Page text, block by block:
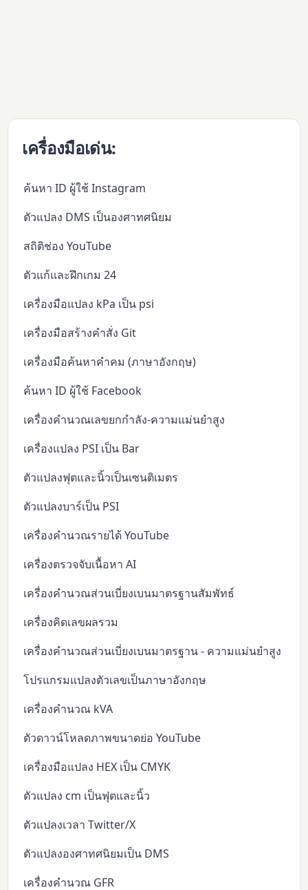
เครื่องมือเด่น:
ค้นหา ID ผู้ใช้ Instagram
ตัวแปลง DMS เป็นองศาทศนิยม
สถิติช่อง YouTube
ตัวแก้และฝึกเกม 24
เครื่องมือแปลง kPa เป็น psi
เครื่องมือสร้างคำสั่ง Git
เครื่องมือค้นหาคำคม (ภาษาอังกฤษ)
ค้นหา ID ผู้ใช้ Facebook
เครื่องคำนวณเลขยกกำลัง-ความแม่นยำสูง
เครื่องแปลง PSI เป็น Bar
ตัวแปลงฟุตและนิ้วเป็นเซนติเมตร
ตัวแปลงบาร์เป็น PSI
เครื่องคำนวณรายได้ YouTube
เครื่องตรวจจับเนื้อหา AI
เครื่องคำนวณส่วนเบี่ยงเบนมาตรฐานสัมพัทธ์
เครื่องคิดเลขผลรวม
เครื่องคำนวณส่วนเบี่ยงเบนมาตรฐาน - ความแม่นยำสูง
โปรแกรมแปลงตัวเลขเป็นภาษาอังกฤษ
เครื่องคำนวณ kVA
ตัวดาวน์โหลดภาพขนาดย่อ YouTube
เครื่องมือแปลง HEX เป็น CMYK
ตัวแปลง cm เป็นฟุตและนิ้ว
ตัวแปลงเวลา Twitter/X
ตัวแปลงองศาทศนิยมเป็น DMS
เครื่องคำนวณ GFR